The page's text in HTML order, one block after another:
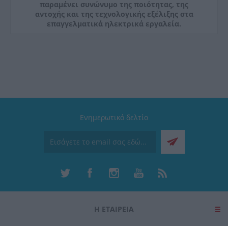
παραμένει συνώνυμο της ποιότητας, της
αντοχής και της τεχνολογικής εξέλιξης στα
επαγγελματικά ηλεκτρικά εργαλεία.
Ενημερωτικό δελτίο
Η ΕΤΑΙΡΕΙΑ